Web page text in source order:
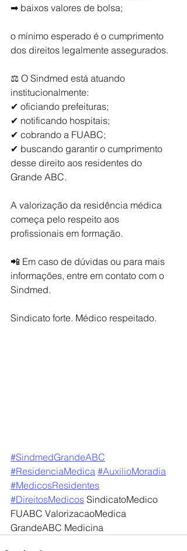
➡ baixos valores de bolsa;
o mínimo esperado é o cumprimento
dos direitos legalmente assegurados.
⚖️ O Sindmed está atuando
institucionalmente:
✔ oficiando prefeituras;
✔ notificando hospitais;
✔ cobrando a FUABC;
✔ buscando garantir o cumprimento
desse direito aos residentes do
Grande ABC.
A valorização da residência médica
começa pelo respeito aos
profissionais em formação.
📲 Em caso de dúvidas ou para mais
informações, entre em contato com o
Sindmed.
Sindicato forte. Médico respeitado.
#SindmedGrandeABC
#ResidenciaMedica #AuxilioMoradia
#MedicosResidentes
#DireitosMedicos SindicatoMedico
FUABC ValorizacaoMedica
GrandeABC Medicina